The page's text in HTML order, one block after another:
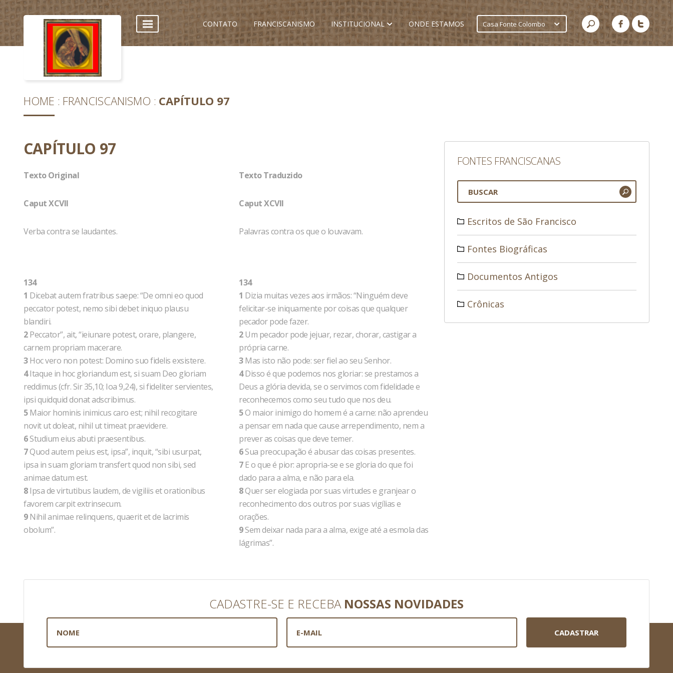
CONTATO FRANCISCANISMO INSTITUCIONAL ONDE ESTAMOS Casa Fonte Colombo
HOME FRANCISCANISMO CAPÍTULO 97
CAPÍTULO 97
Texto Original
Caput XCVII
Verba contra se laudantes.
134
1 Dicebat autem fratribus saepe: “De omni eo quod
peccator potest, nemo sibi debet iniquo plausu
blandiri.
2Peccator”, ait, “ieiunare potest, orare, plangere,
carnem propriam macerare.
3Hoc vero non potest: Domino suo fidelis exsistere.
4Itaque in hoc gloriandum est, si suam Deo gloriam
reddimus (cfr. Sir 35,10; Ioa 9,24), si fideliter servientes,
ipsi quidquid donat adscribimus.
5Maior hominis inimicus caro est; nihil recogitare
novit ut doleat, nihil ut timeat praevidere.
6Studium eius abuti praesentibus.
7Quod autem peius est, ipsa”, inquit, “sibi usurpat,
ipsa in suam gloriam transfert quod non sibi, sed
animae datum est.
8Ipsa de virtutibus laudem, de vigiliis et orationibus
favorem carpit extrinsecum.
9Nihil animae relinquens, quaerit et de lacrimis
obolum”.
Texto Traduzido
Caput XCVII
Palavras contra os que o louvavam.
134
1 Dizia muitas vezes aos irmãos: “Ninguém deve
felicitar-se iniquamente por coisas que qualquer
pecador pode fazer.
2Um pecador pode jejuar, rezar, chorar, castigar a
própria carne.
3Mas isto não pode: ser fiel ao seu Senhor.
4Disso é que podemos nos gloriar: se prestamos a
Deus a glória devida, se o servimos com fidelidade e
reconhecemos como seu tudo que nos deu.
5O maior inimigo do homem é a carne: não aprendeu
a pensar em nada que cause arrependimento, nem a
prever as coisas que deve temer.
6Sua preocupação é abusar das coisas presentes.
7E o que é pior: apropria-se e se gloria do que foi
dado para a alma, e não para ela.
8Quer ser elogiada por suas virtudes e granjear o
reconhecimento dos outros por suas vigílias e
orações.
9Sem deixar nada para a alma, exige até a esmola das
lágrimas”.
FONTES FRANCISCANAS
Escritos de São Francisco
Fontes Biográficas
Documentos Antigos
Crônicas
CADASTRE-SE E RECEBA NOSSAS NOVIDADES
CADASTRAR